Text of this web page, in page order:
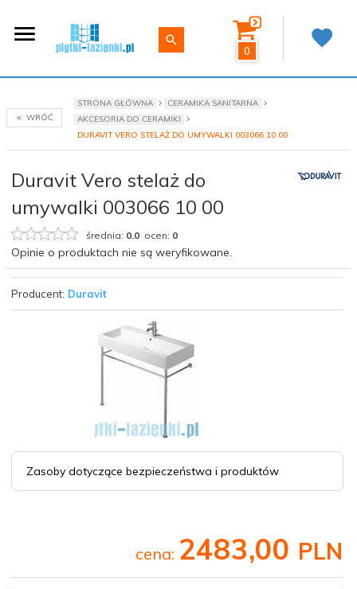
0
WRÓĆ
STRONA GŁÓWNA
CERAMIKA SANITARNA
AKCESORIA DO CERAMIKI
DURAVIT VERO STELAŻ DO UMYWALKI 003066 10 00
Producent: Duravit
Zasoby dotyczące bezpieczeństwa i produktów
Duravit Vero stelaż do
umywalki 003066 10 00
średnia: 0.0 ocen: 0
Opinie o produktach nie są weryfikowane.
cena: 2483,00 PLN